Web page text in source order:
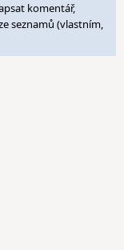
komentář,
seznamů (vlastním,